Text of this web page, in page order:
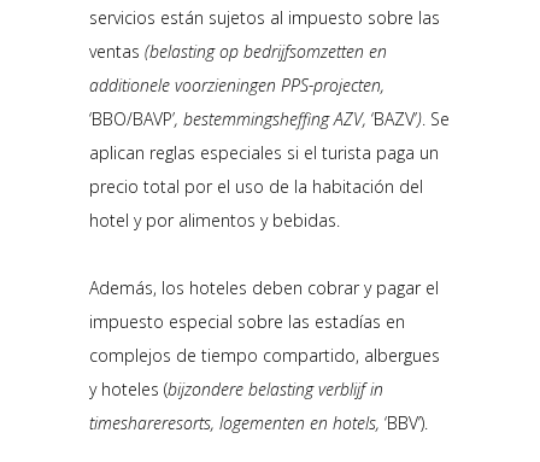
servicios están sujetos al impuesto sobre las
ventas (belasting op bedrijfsomzetten en
additionele voorzieningen PPS-projecten,
‘BBO/BAVP’, bestemmingsheffing AZV, ‘BAZV’). Se
aplican reglas especiales si el turista paga un
precio total por el uso de la habitación del
hotel y por alimentos y bebidas.
Además, los hoteles deben cobrar y pagar el
impuesto especial sobre las estadías en
complejos de tiempo compartido, albergues
y hoteles (bijzondere belasting verblijf in
timeshareresorts, logementen en hotels, ‘BBV’).